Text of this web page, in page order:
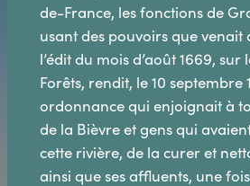
de-France, les fonctions de
usant des pouvoirs que
l’édit du mois d’août 1669, sur
Forêts, rendit, le 10 septembre
ordonnance qui enjoignait à
de la Bièvre et gens qui
cette rivière, de la curer et
ainsi que ses affluents, une